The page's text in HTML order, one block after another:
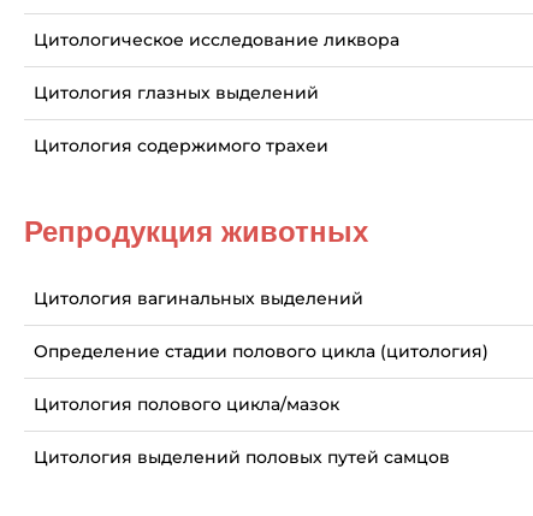
Цитологическое исследование ликвора
Цитология глазных выделений
Цитология содержимого трахеи
Репродукция животных
Цитология вагинальных выделений
Определение стадии полового цикла (цитология)
Цитология полового цикла/мазок
Цитология выделений половых путей самцов